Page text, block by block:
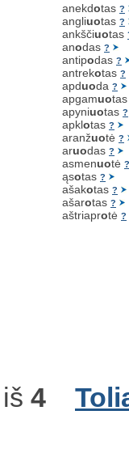
anekdotas ?
angliuotas ?
ankščiuotas
anodas ?
antipodas ?
antrekotas ?
apduoda ?
apgamuo
apyniuotas ?
apklotas ?
aranžuotė ?
aruodas ?
asmenuotė ?
ąsotas ?
ašakotas ?
ašarotas ?
aštriaprotė ?
4